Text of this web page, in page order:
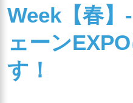
Week【春
ェーン
す！